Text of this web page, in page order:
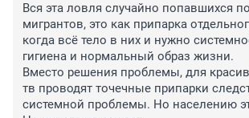
Вся эта ловля случайно попавшихся
мигрантов, это как припарка
когда всё тело в них и нужно
гигиена и нормальный образ жизни.
Вместо решения проблемы, для
тв проводят точечные припарки
системной проблемы. Но населению